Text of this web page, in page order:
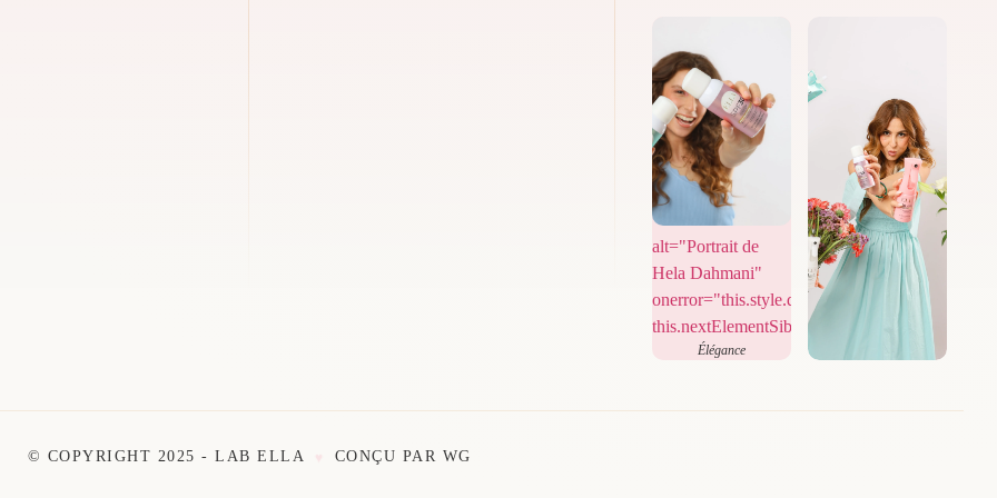
Beauté Naturelle
alt="Portrait de
Hela Dahmani"
onerror="this.style.display='none';
this.nextElementSibling.style.display='flex';">
Élégance
© COPYRIGHT 2025 - LAB ELLA CONÇU PAR WG